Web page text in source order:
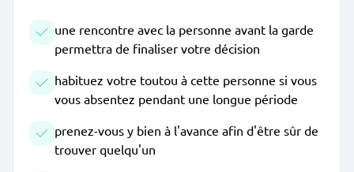
une rencontre avec la personne avant la garde
permettra de finaliser votre décision
habituez votre toutou à cette personne si vous
vous absentez pendant une longue période
prenez-vous y bien à l'avance afin d'être sûr de
trouver quelqu'un